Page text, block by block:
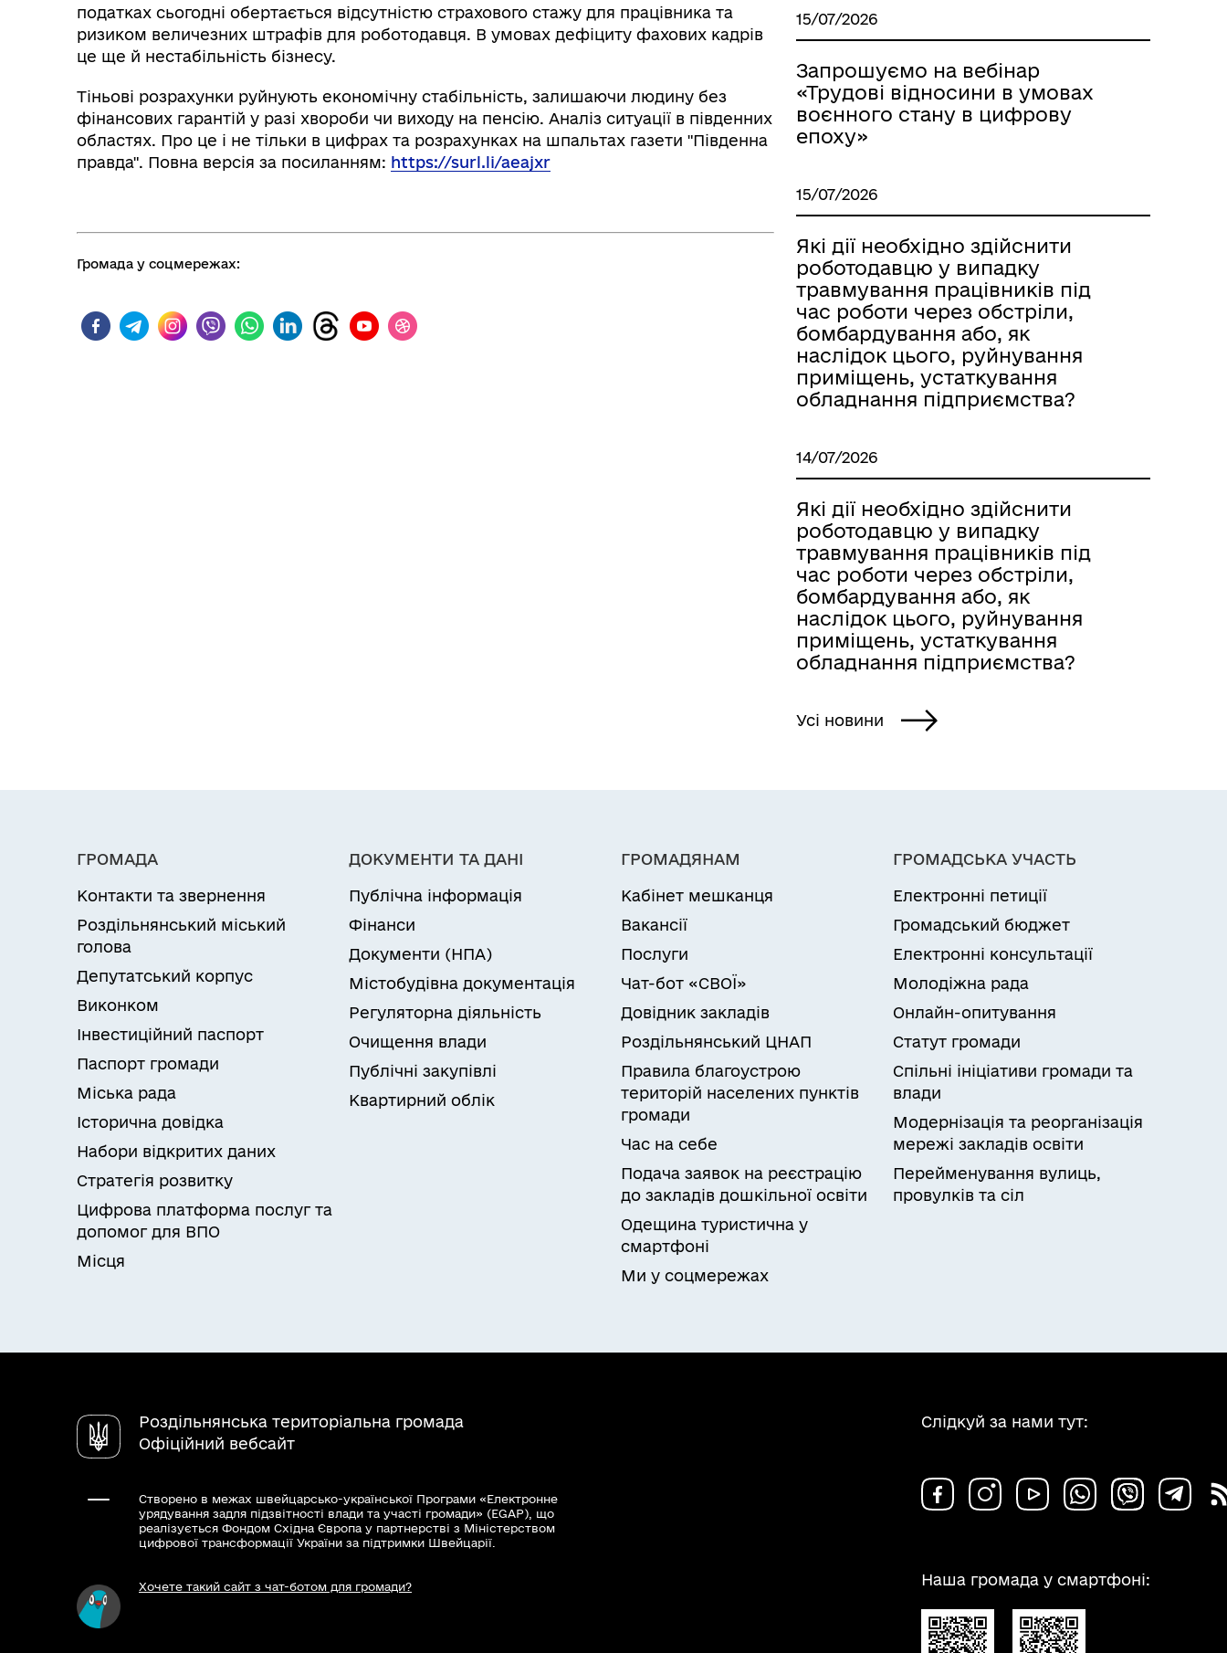
Електронна черга в ТЦК
податках сьогодні обертається відсутністю страхового стажу для працівника та
ризиком величезних штрафів для роботодавця. В умовах дефіциту фахових кадрів
це ще й нестабільність бізнесу.
Тіньові розрахунки руйнують економічну стабільність, залишаючи людину без
фінансових гарантій у разі хвороби чи виходу на пенсію. Аналіз ситуації в південних
областях. Про це і не тільки в цифрах та розрахунках на шпальтах газети "Південна
правда". Повна версія за посиланням: https://surl.li/aeajxr
Громада у соцмережах:
15/07/2026
Запрошуємо на вебінар
«Трудові відносини в умовах
воєнного стану в цифрову
епоху»
15/07/2026
Які дії необхідно здійснити
роботодавцю у випадку
травмування працівників під
час роботи через обстріли,
бомбардування або, як
наслідок цього, руйнування
приміщень, устаткування
обладнання підприємства?
14/07/2026
Які дії необхідно здійснити
роботодавцю у випадку
травмування працівників під
час роботи через обстріли,
бомбардування або, як
наслідок цього, руйнування
приміщень, устаткування
обладнання підприємства?
Усі новини
ГРОМАДА
Контакти та звернення
Роздільнянський міський
голова
Депутатський корпус
Виконком
Інвестиційний паспорт
Паспорт громади
Міська рада
Історична довідка
Набори відкритих даних
Стратегія розвитку
Цифрова платформа послуг та
допомог для ВПО
Місця
ДОКУМЕНТИ ТА ДАНІ
Публічна інформація
Фінанси
Документи (НПА)
Містобудівна документація
Регуляторна діяльність
Очищення влади
Публічні закупівлі
Квартирний облік
ГРОМАДЯНАМ
Кабінет мешканця
Вакансії
Послуги
Чат-бот «СВОЇ»
Довідник закладів
Роздільнянський ЦНАП
Правила благоустрою
територій населених пунктів
громади
Час на себе
Подача заявок на реєстрацію
до закладів дошкільної освіти
Одещина туристична у
смартфоні
Ми у соцмережах
ГРОМАДСЬКА УЧАСТЬ
Електронні петиції
Громадський бюджет
Електронні консультації
Молодіжна рада
Онлайн-опитування
Статут громади
Спільні ініціативи громади та
влади
Модернізація та реорганізація
мережі закладів освіти
Перейменування вулиць,
провулків та сіл
Роздільнянська територіальна громада
Офіційний вебсайт
Створено в межах швейцарсько-української Програми «Електронне
урядування задля підзвітності влади та участі громади» (EGAP), що
реалізується Фондом Східна Європа у партнерстві з Міністерством
цифрової трансформації України за підтримки Швейцарії.
Хочете такий сайт з чат-ботом для громади?
Слідкуй за нами тут:
Наша громада у смартфоні: